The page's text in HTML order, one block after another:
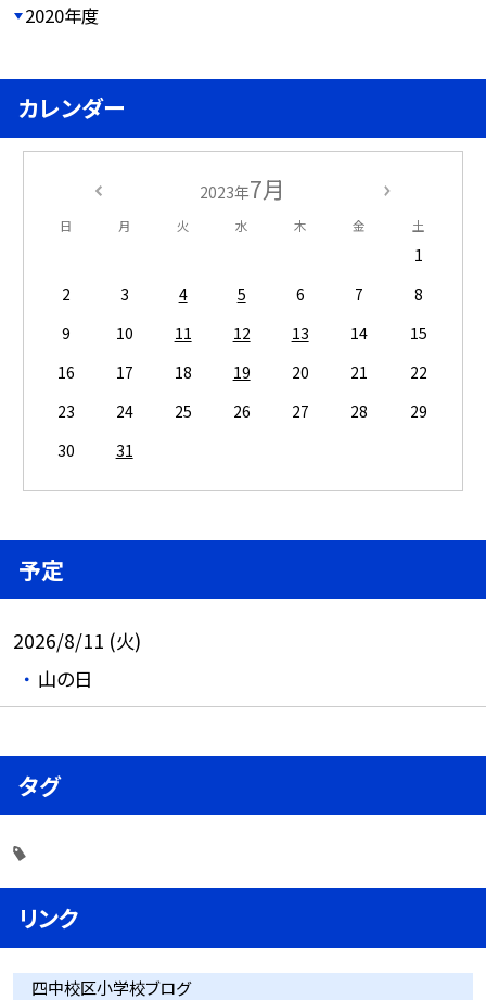
2020年度
カレンダー
2023年7月
日 月 火 水 木 金 土
1
2
3 4 5 6 7
8
9
10 11 12 13 14
15
16
17 18 19 20 21
22
23
24 25 26 27 28
29
30
31
予定
2026/8/11 (火)
山の日
タグ
リンク
四中校区小学校ブログ